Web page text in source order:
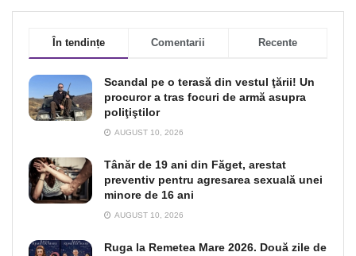
În tendințe Comentarii Recente
Scandal pe o terasă din vestul ţării! Un
procuror a tras focuri de armă asupra
poliţiştilor
AUGUST 10, 2026
Tânăr de 19 ani din Făget, arestat
preventiv pentru agresarea sexuală unei
minore de 16 ani
AUGUST 10, 2026
Ruga la Remetea Mare 2026. Două zile de